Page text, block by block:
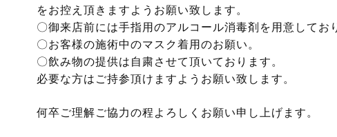
をお控え頂きますようお願い致します。
〇御来店前には手指用のアルコール消毒剤を用意してお
〇お客様の施術中のマスク着用のお願い。
〇飲み物の提供は自粛させて頂いております。
必要な方はご持参頂けますようお願い致します。
何卒ご理解ご協力の程よろしくお願い申し上げます。